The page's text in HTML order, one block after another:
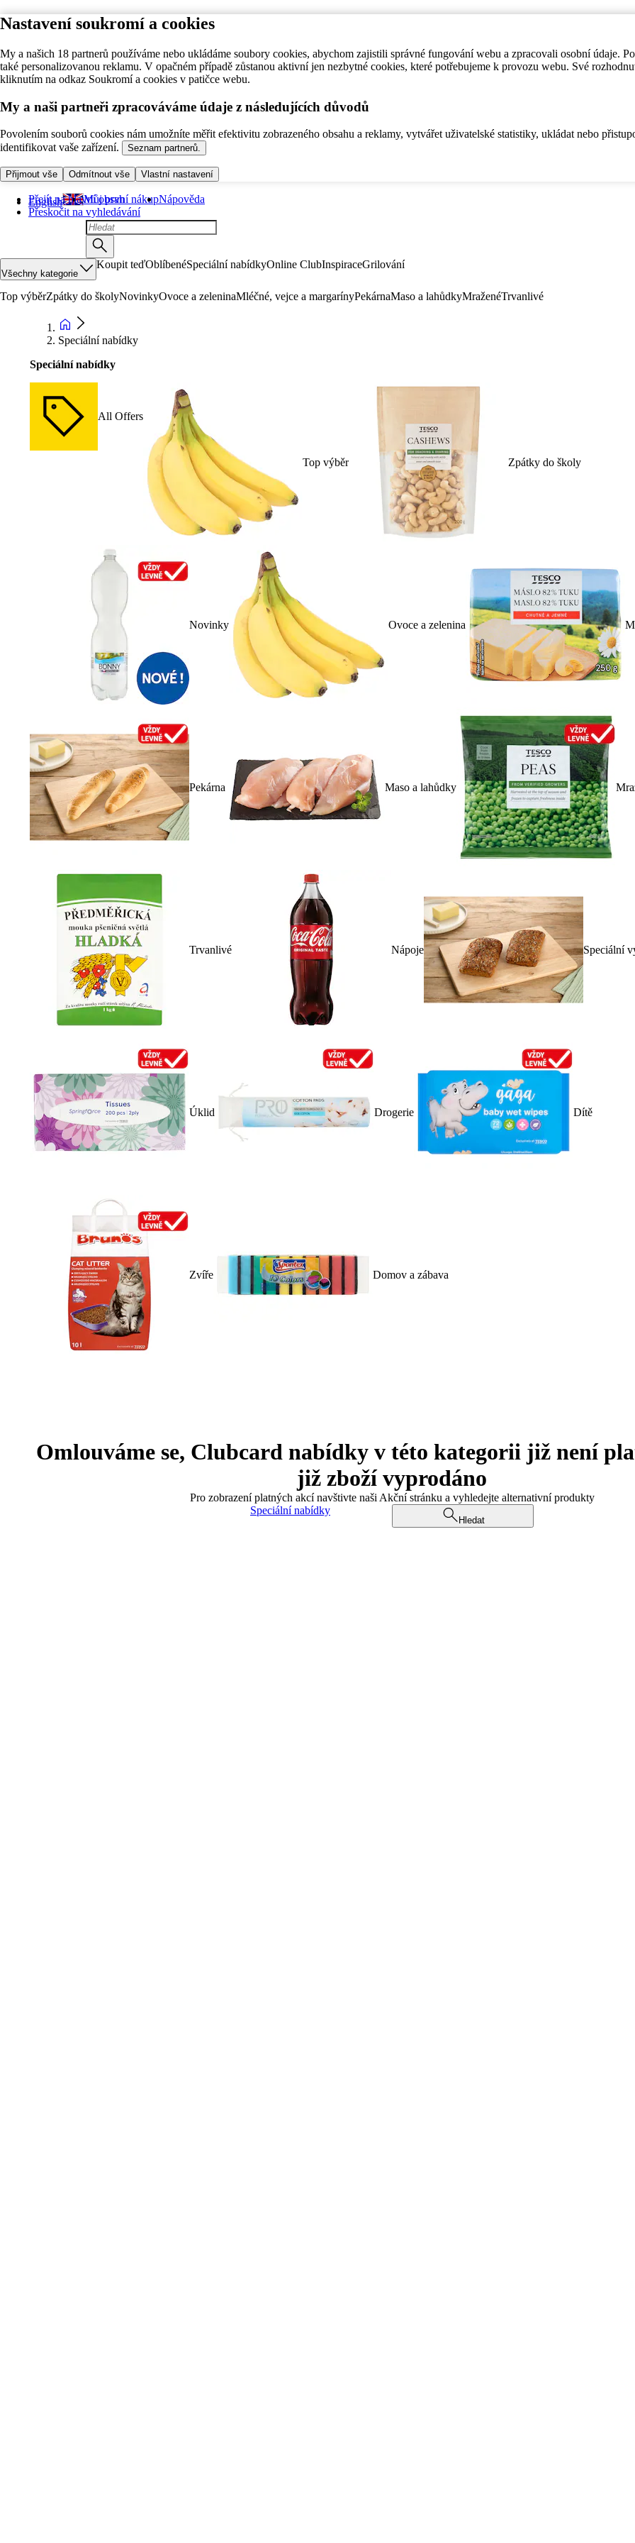
Nastavení soukromí a cookies
My a našich 18 partnerů používáme nebo ukládáme soubory cookies, abychom zajistili správné fungování webu a zpracovali osobní údaje.
také personalizovanou reklamu. V opačném případě zůstanou aktivní jen nezbytné cookies, které potřebujeme k provozu webu. Své
kliknutím na odkaz Soukromí a cookies v patičce webu.
My a naši partneři zpracováváme údaje z následujících důvodů
Povolením souborů cookies nám umožníte měřit efektivitu zobrazeného obsahu a reklamy, vytvářet uživatelské statistiky, ukládat nebo
identifikovat vaše zařízení.
Seznam partnerů.
Přijmout vše Odmítnout vše Vlastní nastavení
Přejít na hlavní obsah
Přeskočit na vyhledávání
English Můj první nákupNápověda
Všechny kategorie
Koupit teďOblíbenéSpeciální nabídkyOnline ClubInspiraceGrilování
Top výběrZpátky do školyNovinkyOvoce a zeleninaMléčné, vejce a margarínyPekárnaMaso a lahůdkyMraženéTrvanlivé
Speciální nabídky
Speciální nabídky
All Offers
Top výběr Zpátky do školy
Novinky Ovoce a zelenina
Pekárna Maso a lahůdky
Trvanlivé Nápoje Speciální
Úklid Drogerie Dítě
Zvíře Domov a zábava
Omlouváme se, Clubcard nabídky v této kategorii již není
již zboží vyprodáno
Pro zobrazení platných akcí navštivte naši Akční stránku a vyhledejte alternativní produkty
Speciální nabídky
Hledat